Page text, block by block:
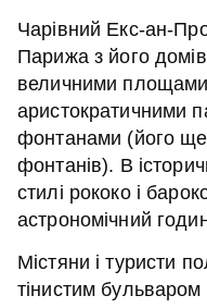
Чарівний Екс-ан-
Парижа з його
величними
аристократичними
фонтанами (його ще
фонтанів). В
стилі рококо і
астрономічний
Містяни і туристи
тінистим